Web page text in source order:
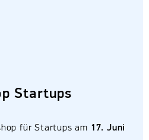
Startups
für Startups am 17. Juni